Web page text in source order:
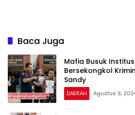
Baca Juga
Mafia Busuk
Bersekongkol
Sandy
DAERAH Agustus 9,